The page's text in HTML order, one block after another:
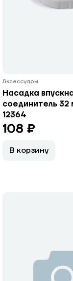
Аксессуары
Насадка
соединитель 32
12364
108 ₽
В корзину